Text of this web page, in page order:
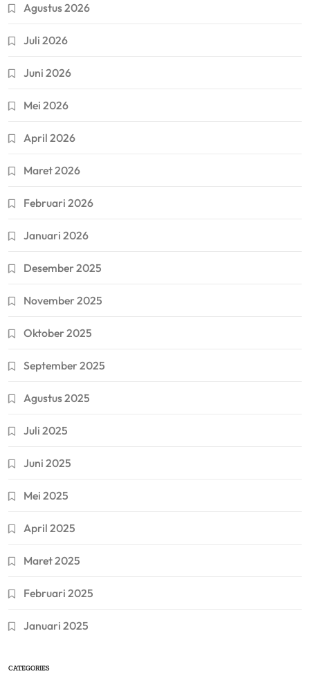
Agustus 2026
Juli 2026
Juni 2026
Mei 2026
April 2026
Maret 2026
Februari 2026
Januari 2026
Desember 2025
November 2025
Oktober 2025
September 2025
Agustus 2025
Juli 2025
Juni 2025
Mei 2025
April 2025
Maret 2025
Februari 2025
Januari 2025
CATEGORIES